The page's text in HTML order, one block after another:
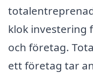
klok investering
och företag.
ett företag tar